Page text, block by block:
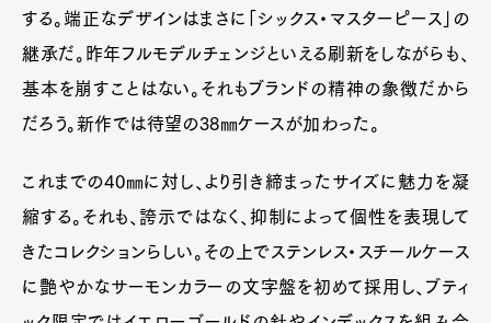
する。端正なデザインはまさに「シックス・マスターピース」の
継承だ。昨年フルモデルチェンジといえる刷新をしながらも、
基本を崩すことはない。それもブランドの精神の象徴だから
だろう。新作では待望の38㎜ケースが加わった。
これまでの40㎜に対し、より引き締まったサイズに魅力を凝
縮する。それも、誇示ではなく、抑制によって個性を表現して
きたコレクションらしい。その上でステンレス・スチールケース
に艶やかなサーモンカラーの文字盤を初めて採用し、ブティ